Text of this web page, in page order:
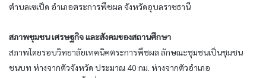
ตำบลเซเป็ด อำเภอตระการพืชผล จังหวัดอุบลราชธานี
สภาพชุมชน เศรษฐกิจ และสังคมของสถานศึกษา
สภาพโดยรอบวิทยาลัยเทคนิคตระการพืชผล ลักษณะชุมชนเป็นชุมชน
ชนบท ห่างจากตัวจังหวัด ประมาณ 40 กม. ห่างจากตัวอำเภอ